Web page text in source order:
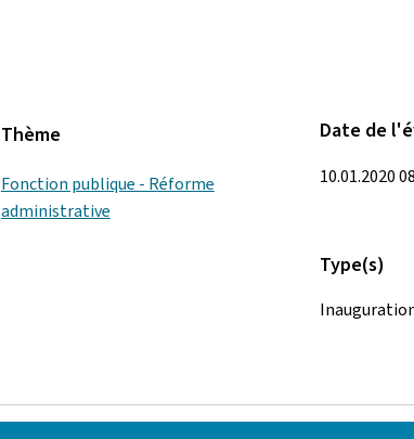
Thème
Fonction publique - Réforme
administrative
Date de
10.01.2020
Type(s)